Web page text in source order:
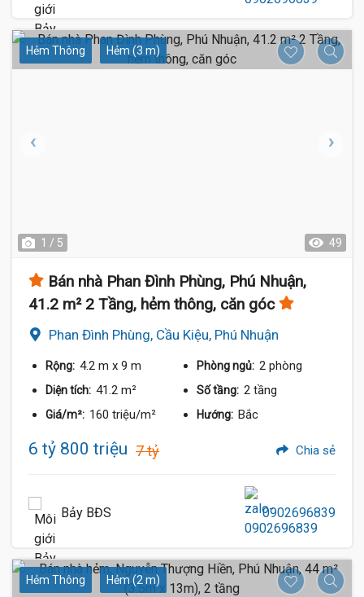
Hẻm Thông Hẻm (3 m)
1 / 5 49
Bán nhà Phan Đình Phùng, Phú Nhuận,
41.2 m² 2 Tầng, hẻm thông, căn góc
Phan Đình Phùng, Cầu Kiệu, Phú Nhuận
Rộng: 4.2 m x 9 m Phòng ngủ: 2 phòng
Diện tích: 41.2 m² Số tầng: 2 tầng
Giá/m²: 160 triệu/m² Hướng: Bắc
6 tỷ 800 triệu 7 tỷ Chia sẻ
Bảy BĐS 0902696839
Hẻm Thông Hẻm (2 m)